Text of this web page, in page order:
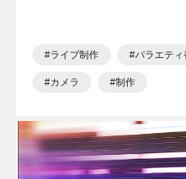
ライブ制作 バラエティ
カメラ 制作